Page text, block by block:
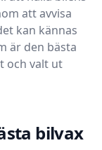
att avvisa
kan kännas
är den bästa
och valt ut
bilvax